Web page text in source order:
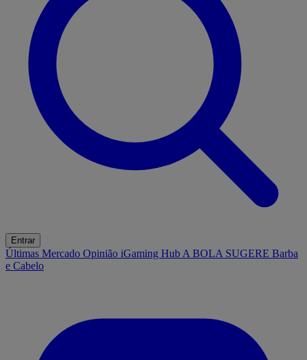
Entrar
Últimas Mercado Opinião iGaming Hub A BOLA SUGERE Barba
e Cabelo